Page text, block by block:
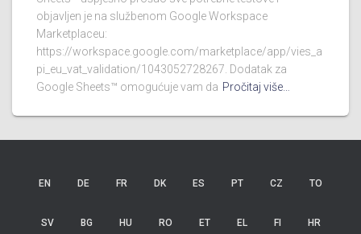
objavljen je na službenom Google Workspace
Marketplaceu:
https://workspace.google.com/marketplace/app/vies_a
pi_eu_vat_validation/1043052728267. Dodatak za
Google Sheets™ omogućuje vam da Pročitaj više…
EN DE FR DK ES PT CZ TO
SV BG HU RO ET EL FI HR